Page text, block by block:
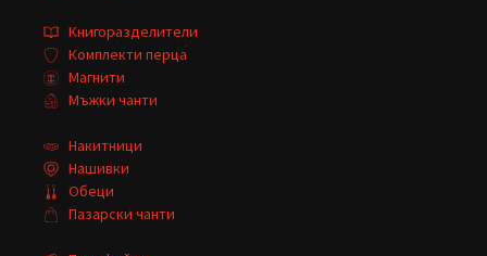
Книгоразделители
Комплекти перца
Магнити
Мъжки чанти
Накитници
Нашивки
Обеци
Пазарски чанти